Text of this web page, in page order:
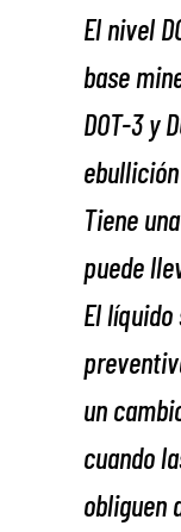
El nivel
base
DOT-3 y
Tiene
puede
El
un
cuando
obliguen